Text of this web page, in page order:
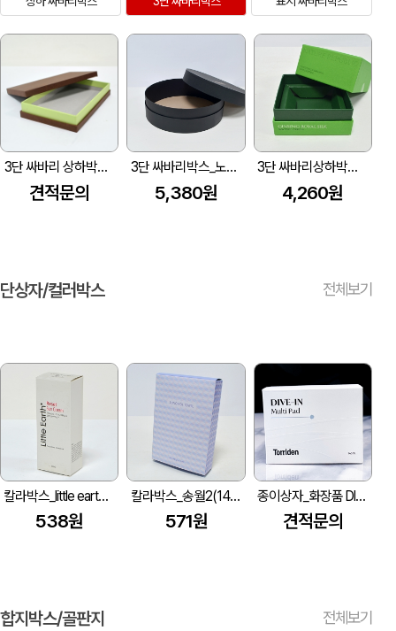
3단 싸바리 상하박스2 (195*120*33mm)
견적문의
3단 싸바리박스_노루(360X360X120mm)
5,380원
3단 싸바리상하박스_네츄럴리퍼블릭(105X105X80mm)
4,260원
단상자/컬러박스 전체보기
칼라박스_little earth (45*45*124mm)
538원
칼라박스_송월2(145X210X40mm)
571원
종이상자_화장품 DIVE-IN
견적문의
합지박스/골판지 전체보기